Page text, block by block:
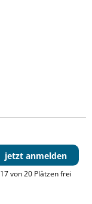
jetzt anmelden
17 von 20 Plätzen frei